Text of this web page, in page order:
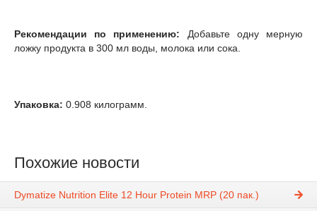
Рекомендации по применению: Добавьте одну мерную
ложку продукта в 300 мл воды, молока или сока.
Упаковка: 0.908 килограмм.
Похожие новости
Dymatize Nutrition Elite 12 Hour Protein MRP (20 пак.)